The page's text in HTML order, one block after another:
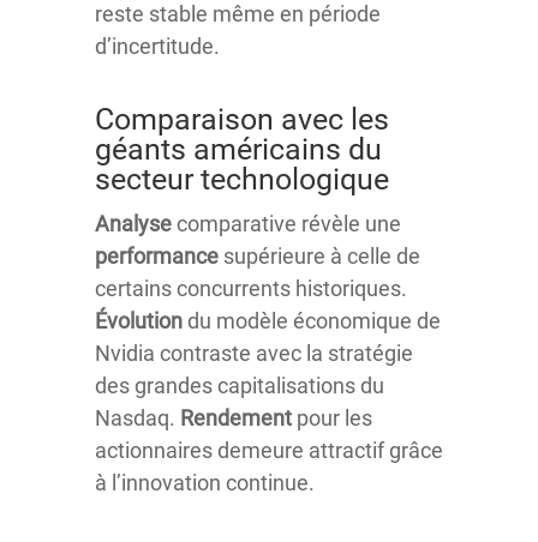
reste stable même en période
d’incertitude.
Comparaison avec les
géants américains du
secteur technologique
Analysecomparative révèle une
performance supérieure à celle de
certains concurrents historiques.
Évolution du modèle économique de
Nvidia contraste avec la stratégie
des grandes capitalisations du
Nasdaq. Rendement pour les
actionnaires demeure attractif grâce
à l’innovation continue.